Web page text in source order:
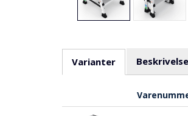
Varianter Beskrivelse